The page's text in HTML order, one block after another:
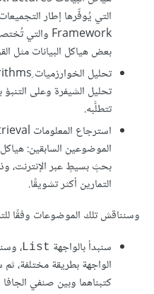
بعض هياكل البيانات مثل
تحليل الشيفرة وعلى التنبؤ
تتطلَّبه.
الموضوعين السابقين:
بحثٍ بسيطٍ عبر الإنترنت،
التمارين أكثر تشويقًا.
وسنناقش تلك الموضوعات وفقًا
سنبدأ بالواجهة List،
الواجهة بطريقة مختلفة،
كتبناهما وبين صنفي الجافا